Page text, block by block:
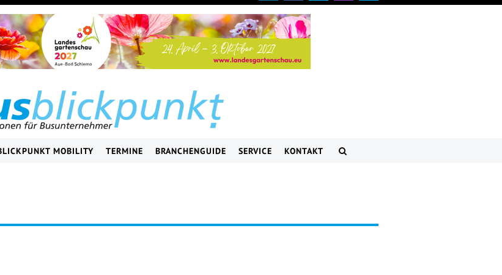
MOBILITY TERMINE BRANCHENGUIDE SERVICE KONTAKT